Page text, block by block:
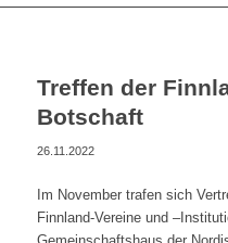
Treffen der
Botschaft
26.11.2022
Im November trafen sich
Finnland-Vereine und